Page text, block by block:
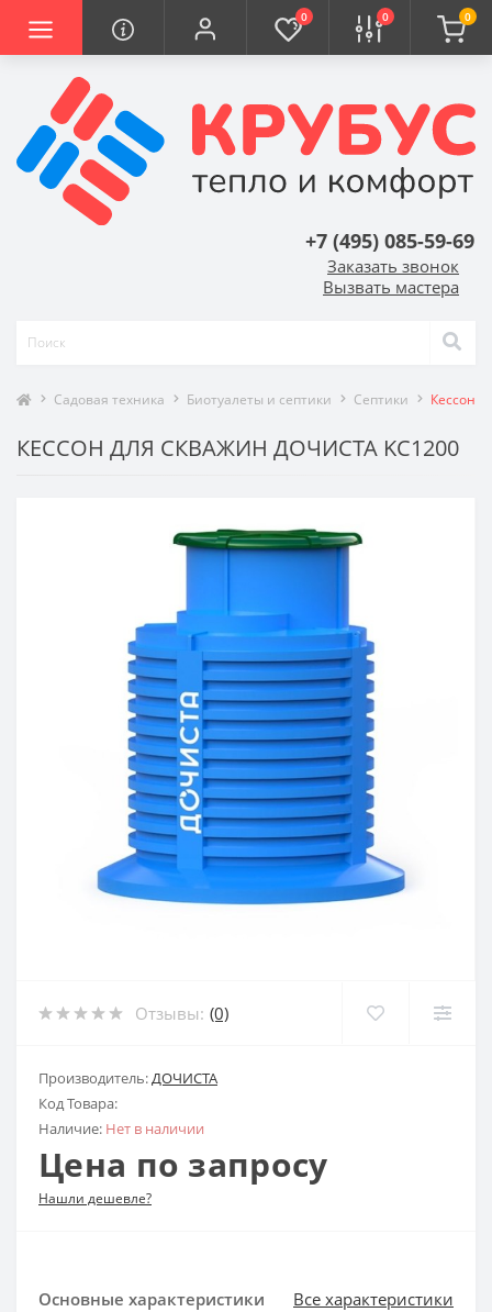
0 0 0
+7 (495) 085-59-69
Заказать звонок
Вызвать мастера
Садовая техника Биотуалеты и септики Септики Кессон
КЕССОН ДЛЯ СКВАЖИН ДОЧИСТА KC1200
Отзывы: (0)
Производитель:ДОЧИСТА
Код Товара:
Наличие: Нет в наличии
Цена по запросу
Нашли дешевле?
Основные характеристики
Все характеристики